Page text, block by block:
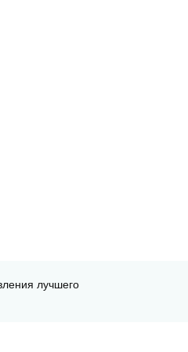
лучшего